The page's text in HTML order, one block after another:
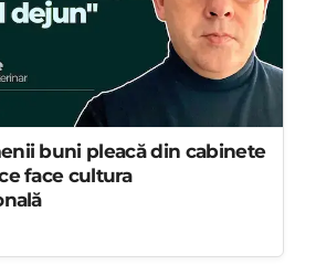
buni pleacă din cabinete
face cultura